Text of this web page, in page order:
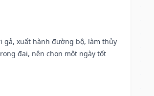
gả, xuất hành đường bộ, làm thủy
đại, nên chọn một ngày tốt